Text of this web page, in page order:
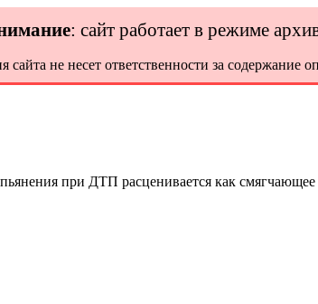
: сайт работает в режиме
сайта не несет ответственности за
при ДТП расценивается как смягчающее